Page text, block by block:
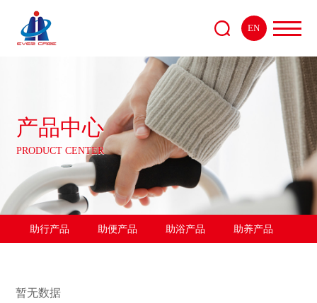
EN
产品中心
PRODUCT CENTER
助行产品 助便产品 助浴产品 助养产品
暂无数据